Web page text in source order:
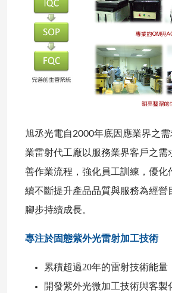
旭丞光電自2000年底因應業界之
業雷射代工廠以服務業界客戶之需
善作業流程，強化員工訓練，優化
續不斷提升產品品質與服務為經營
腳步持續成長。
專注於固態紫外光雷射加工技術
累積超過20年的雷射技術能量
開發紫外光微加工技術與客製